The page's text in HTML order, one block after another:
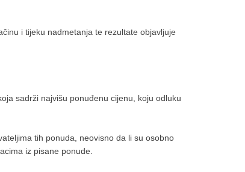
i tijeku nadmetanja te rezultate objavljuje
sadrži najvišu ponuđenu cijenu, koju odluku
tih ponuda, neovisno da li su osobno
iz pisane ponude.